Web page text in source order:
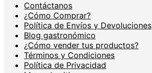
Contáctanos
¿Cómo Comprar?
Política de Envíos y Devoluciones
Blog gastronómico
¿Cómo vender tus productos?
Términos y Condiciones
Política de Privacidad